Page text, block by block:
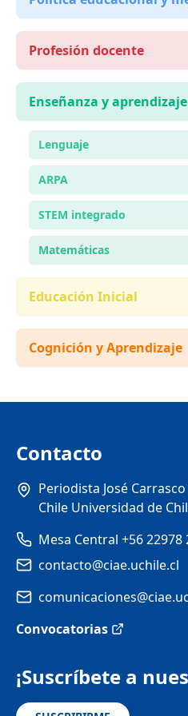
Profesión docente
Enseñanza y aprendizaje
Lenguaje
ARPA
STEM integrado
Matemáticas
Educación Inicial
Cognición y Aprendizaje
Contacto
Periodista José
Chile Universidad de
Mesa Central +56 22978
contacto@ciae.uchile.cl
Convocatorias
¡Suscríbete a